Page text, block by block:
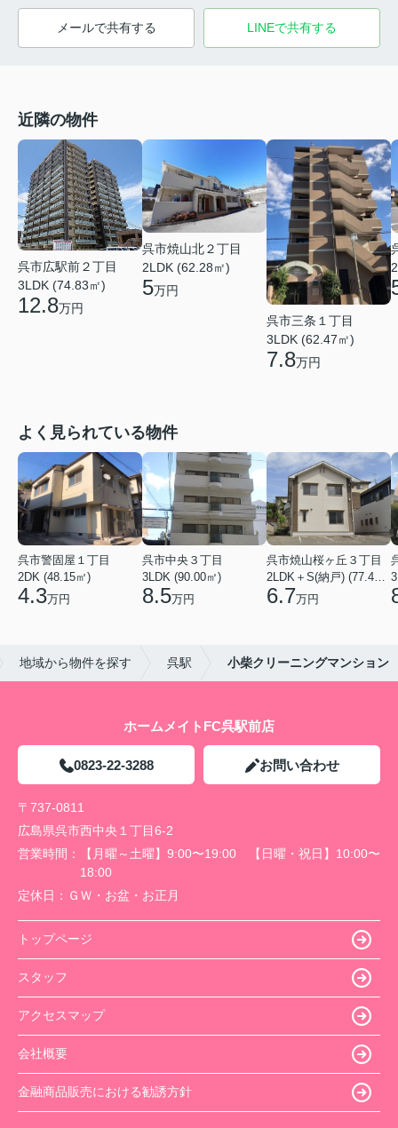
メールで共有する LINEで共有する
近隣の物件
呉市広駅前２丁目
3LDK (74.83㎡)
12.8万円
呉市焼山北２丁目
2LDK (62.28㎡)
5万円
呉市三条１丁目
3LDK (62.47㎡)
7.8万円
よく見られている物件
呉市警固屋１丁目
2DK (48.15㎡)
4.3万円
呉市中央３丁目
3LDK (90.00㎡)
8.5万円
呉市焼山桜ヶ丘３丁目
6.7万円
地域から物件を探す 呉駅 小柴クリーニングマンション
ホームメイトFC呉駅前店
0823-22-3288 お問い合わせ
〒737-0811
広島県呉市西中央１丁目6-2
営業時間：
【月曜～土曜】9:00〜19:00 【日曜・祝日】10:00〜
18:00
定休日： ＧＷ・お盆・お正月
トップページ
スタッフ
アクセスマップ
会社概要
金融商品販売における勧誘方針